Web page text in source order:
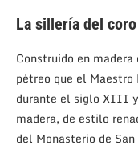
La sillería del coro
Construido en
pétreo que el
durante el siglo XIII
madera, de estilo
del Monasterio de